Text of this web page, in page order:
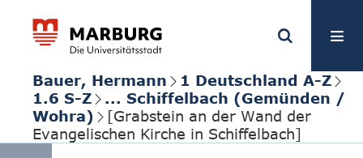
Bauer, Hermann
1 Deutschland A-Z
1.6 S-Z
... Schiffelbach (Gemünden /
Wohra)
[Grabstein an der Wand der
Evangelischen Kirche in Schiffelbach]